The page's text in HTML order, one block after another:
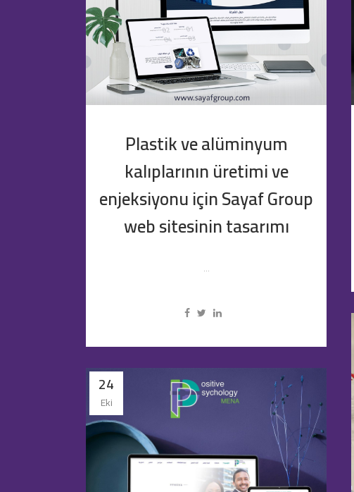
Plastik ve alüminyum
kalıplarının üretimi ve
enjeksiyonu için Sayaf Group
web sitesinin tasarımı
...
24
Eki